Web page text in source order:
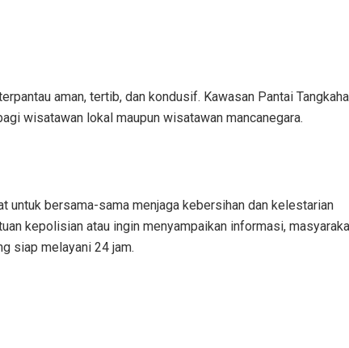
aman, tertib, dan kondusif. Kawasan Pantai
wisatawan lokal maupun wisatawan mancanegara.
untuk bersama-sama menjaga kebersihan dan kelestarian
kepolisian atau ingin menyampaikan informasi,
siap melayani 24 jam.